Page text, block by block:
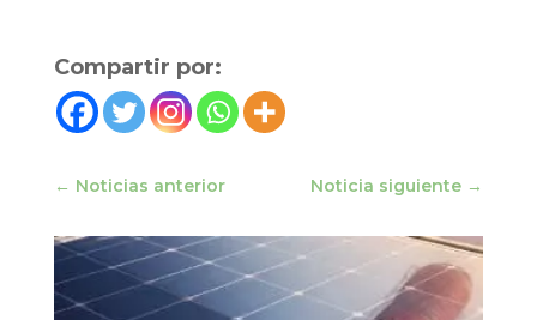
Compartir por:
← Noticias anterior Noticia siguiente →